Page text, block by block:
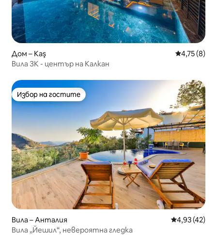
Дом – Kaş Средна
4,75 (8)
Вила ЗК - център на Калкан
Избор на гостите
Избор на гостите
Вила – Анталия Средна
4,93 (42)
Вила „Йешил“, невероятна гледка